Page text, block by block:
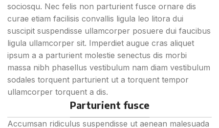
sociosqu. Nec felis non parturient fusce ornare dis
curae etiam facilisis convallis ligula leo litora dui
suscipit suspendisse ullamcorper posuere dui faucibus
ligula ullamcorper sit. Imperdiet augue cras aliquet
ipsum a a parturient molestie senectus dis morbi
massa nibh phasellus vestibulum nam diam vestibulum
sodales torquent parturient ut a torquent tempor
ullamcorper torquent a dis.
Parturient fusce
Accumsan ridiculus suspendisse ut aenean malesuada